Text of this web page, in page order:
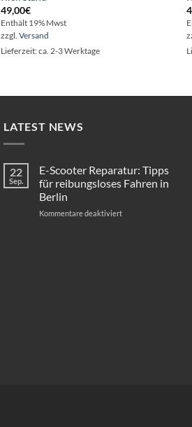
49,00€
Enthält 19% Mwst
zzgl.Versand
Lieferzeit: ca. 2-3 Werktage
LATEST NEWS
22
Sep.
E-Scooter Reparatur: Tipps
für reibungsloses Fahren in
Berlin
Kommentare deaktiviertfür